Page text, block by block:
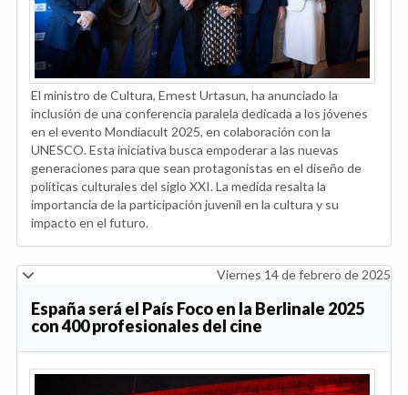
El ministro de Cultura, Ernest Urtasun, ha anunciado la
inclusión de una conferencia paralela dedicada a los jóvenes
en el evento Mondiacult 2025, en colaboración con la
UNESCO. Esta iniciativa busca empoderar a las nuevas
generaciones para que sean protagonistas en el diseño de
políticas culturales del siglo XXI. La medida resalta la
importancia de la participación juvenil en la cultura y su
impacto en el futuro.
Viernes 14 de febrero de 2025
España será el País Foco en la Berlinale 2025
con 400 profesionales del cine